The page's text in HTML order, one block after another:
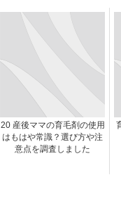
20 産後ママの育毛剤の使用
はもはや常識？選び方や注
意点を調査しました